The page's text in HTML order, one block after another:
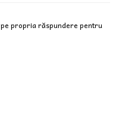
propria răspundere pentru